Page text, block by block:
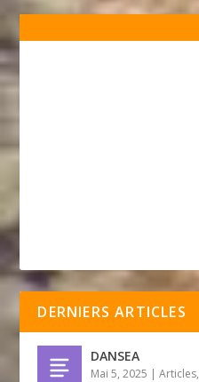
DERNIERS ARTICLES
DANSEA
Mai 5, 2025 |Articles,